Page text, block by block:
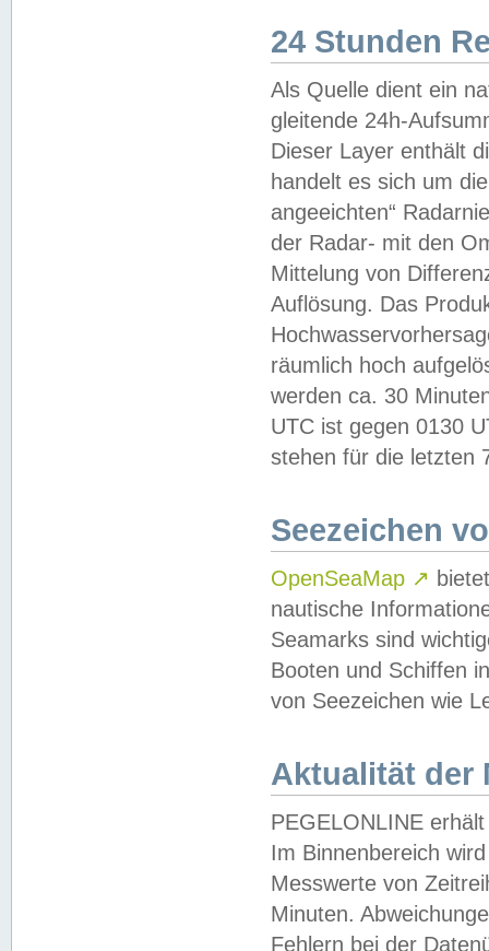
24 Stunden
Als Quelle dient ein
gleitende 24h-
Dieser Layer enthält
handelt es sich um
angeeichten“
der Radar- mit den
Mittelung von
Auflösung. Das
räumlich hoch
werden ca. 30
UTC ist gegen 0130
stehen für die letzten
Seezeichen
OpenSeaMap ↗
nautische
Seamarks sind
Booten und Schiffen
von Seezeichen wie
Aktualität der
PEGELONLINE
Im Binnenbereich
Messwerte von
Minuten.
Fehlern bei der